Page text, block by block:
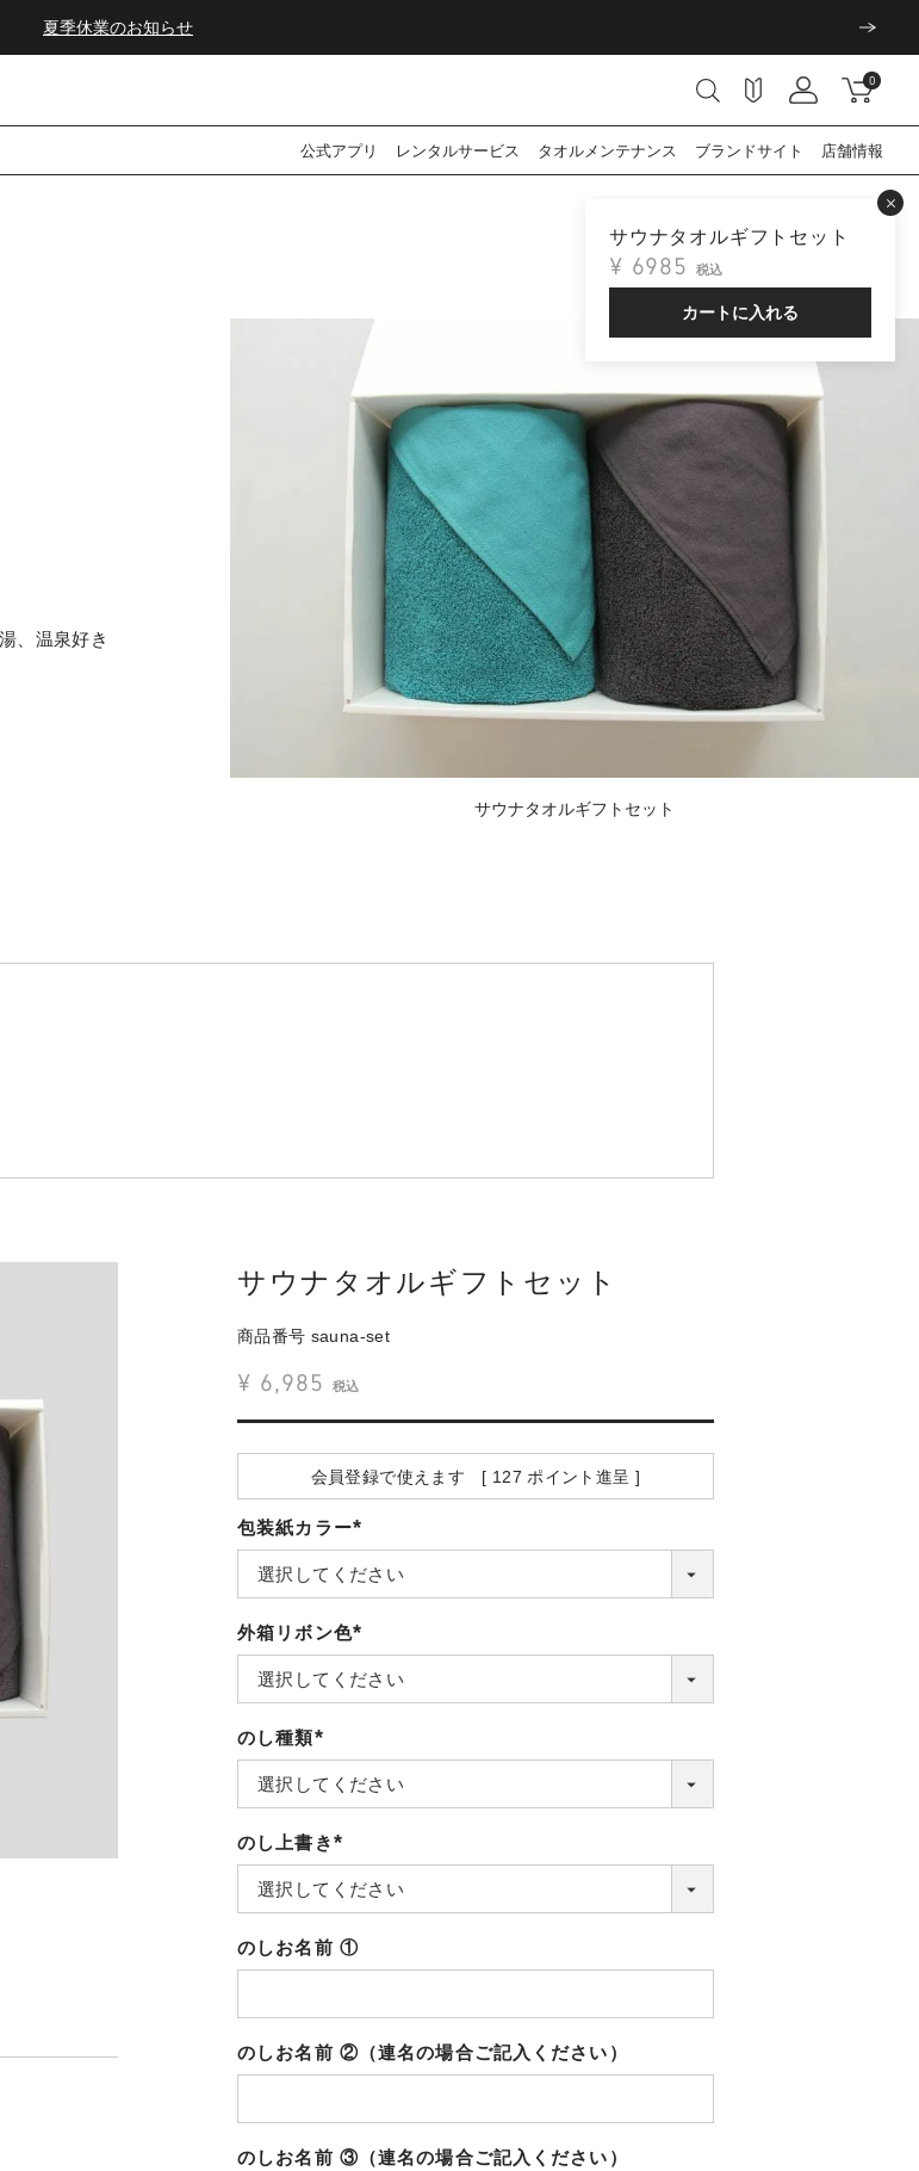
ント！夏をアクティブに楽しむ夏タオル
0
公式アプリ レンタルサービス タオル メンテナンス ブランドサイト 店舗情報
サウナタオルギフトセット
¥ 6985 税込
カートに入れる
サウナタオルギフトセット
、温泉好き
サウナタオルギフトセット
商品番号 sauna-set
¥ 6,985 税込
会員登録で使えます [ 127 ポイント進呈 ]
包装紙カラー
(必
須)
外箱リボン色
(必
須)
のし種類
(必
須)
のし上書き
(必
須)
のしお名前 ①
のしお名前 ②（連名の場合ご記入ください）
のしお名前 ③（連名の場合ご記入ください）